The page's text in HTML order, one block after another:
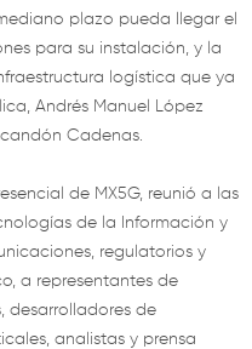
plazo pueda llegar el
para su instalación, y la
logística que ya
Andrés Manuel López
Cadenas.
de MX5G, reunió a las
de la Información y
regulatorios y
a representantes de
desarrolladores de
analistas y prensa